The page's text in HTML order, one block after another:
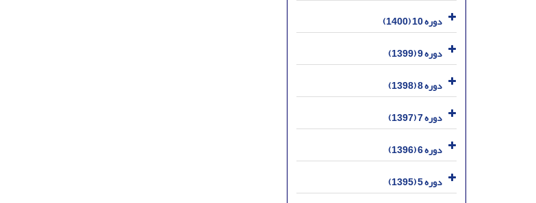
دوره 10 (1400)
دوره 9 (1399)
دوره 8 (1398)
دوره 7 (1397)
دوره 6 (1396)
دوره 5 (1395)